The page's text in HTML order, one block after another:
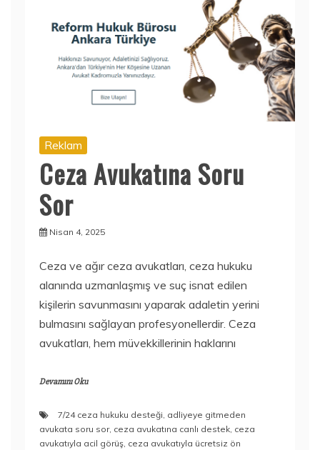
Reklam
Ceza Avukatına Soru
Sor
Nisan 4, 2025
Ceza ve ağır ceza avukatları, ceza hukuku
alanında uzmanlaşmış ve suç isnat edilen
kişilerin savunmasını yaparak adaletin yerini
bulmasını sağlayan profesyonellerdir. Ceza
avukatları, hem müvekkillerinin haklarını
Devamını Oku
7/24 ceza hukuku desteği, adliyeye gitmeden
avukata soru sor, ceza avukatına canlı destek, ceza
avukatıyla acil görüş, ceza avukatıyla ücretsiz ön